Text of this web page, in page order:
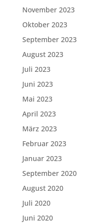
November 2023
Oktober 2023
September 2023
August 2023
Juli 2023
Juni 2023
Mai 2023
April 2023
März 2023
Februar 2023
Januar 2023
September 2020
August 2020
Juli 2020
Juni 2020